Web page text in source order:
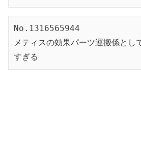
No.1316565944
メティスの効果パーツ運搬係とし
すぎる